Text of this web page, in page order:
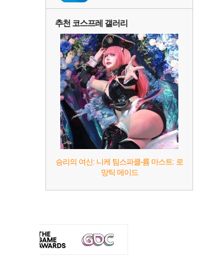
추천 코스프레 갤러리
승리의 여신: 니케 팀스파클-륨 마스트: 로
망틱 메이드